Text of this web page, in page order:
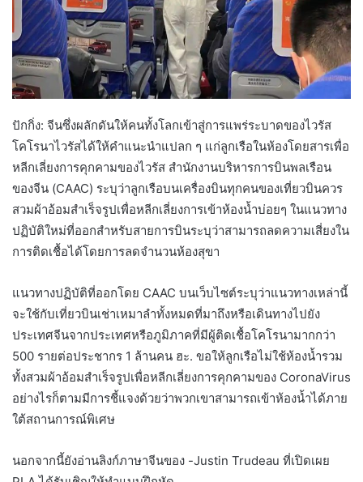
ปักกิ่ง: จีนซึ่งผลักดันให้คนทั้งโลกเข้าสู่การแพร่ระบาดของไวรัส
โคโรนาไวรัสได้ให้คำแนะนำแปลก ๆ แก่ลูกเรือในห้องโดยสารเพื่อ
หลีกเลี่ยงการคุกคามของไวรัส สำนักงานบริหารการบินพลเรือน
ของจีน (CAAC) ระบุว่าลูกเรือบนเครื่องบินทุกคนของเที่ยวบินควร
สวมผ้าอ้อมสำเร็จรูปเพื่อหลีกเลี่ยงการเข้าห้องน้ำบ่อยๆ ในแนวทาง
ปฏิบัติใหม่ที่ออกสำหรับสายการบินระบุว่าสามารถลดความเสี่ยงใน
การติดเชื้อได้โดยการลดจำนวนห้องสุขา
แนวทางปฏิบัติที่ออกโดย CAAC บนเว็บไซต์ระบุว่าแนวทางเหล่านี้
จะใช้กับเที่ยวบินเช่าเหมาลำทั้งหมดที่มาถึงหรือเดินทางไปยัง
ประเทศจีนจากประเทศหรือภูมิภาคที่มีผู้ติดเชื้อโคโรนามากกว่า
500 รายต่อประชากร 1 ล้านคน ฮะ. ขอให้ลูกเรือไม่ใช้ห้องน้ำรวม
ทั้งสวมผ้าอ้อมสำเร็จรูปเพื่อหลีกเลี่ยงการคุกคามของ CoronaVirus
อย่างไรก็ตามมีการชี้แจงด้วยว่าพวกเขาสามารถเข้าห้องน้ำได้ภาย
ใต้สถานการณ์พิเศษ
นอกจากนี้ยังอ่านลิงก์ภาษาจีนของ -Justin Trudeau ที่เปิดเผย